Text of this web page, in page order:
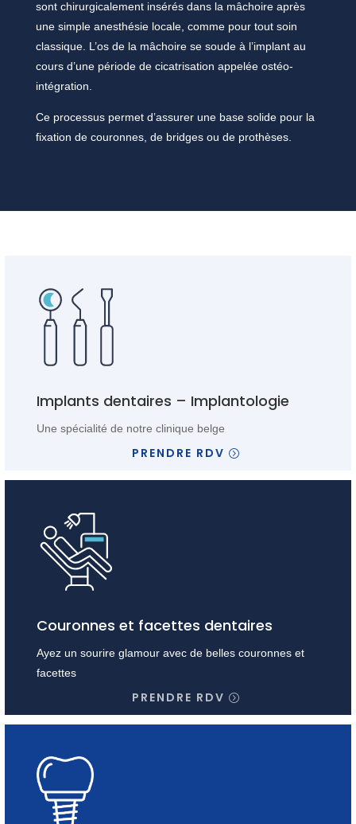
sont chirurgicalement insérés dans la mâchoire après
une simple anesthésie locale, comme pour tout soin
classique. L’os de la mâchoire se soude à l’implant au
cours d’une période de cicatrisation appelée ostéo-
intégration.
Ce processus permet d’assurer une base solide pour la
fixation de couronnes, de bridges ou de prothèses.
Implants dentaires – Implantologie
Une spécialité de notre clinique belge
PRENDRE RDV
Couronnes et facettes dentaires
Ayez un sourire glamour avec de belles couronnes et
facettes
PRENDRE RDV